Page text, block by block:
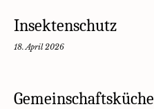
Insektenschutz
18. April 2026
Gemeinschaftsküche